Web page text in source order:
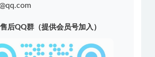
后QQ群（提供会员号加入）